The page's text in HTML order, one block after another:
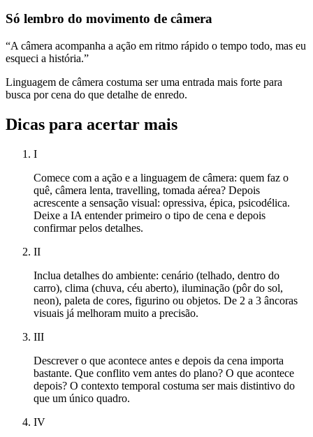
Só lembro do movimento de câmera
“A câmera acompanha a ação em ritmo rápido o tempo todo, mas eu
esqueci a história.”
Linguagem de câmera costuma ser uma entrada mais forte para
busca por cena do que detalhe de enredo.
Dicas para acertar mais
I
Comece com a ação e a linguagem de câmera: quem faz o
quê, câmera lenta, travelling, tomada aérea? Depois
acrescente a sensação visual: opressiva, épica, psicodélica.
Deixe a IA entender primeiro o tipo de cena e depois
confirmar pelos detalhes.
II
Inclua detalhes do ambiente: cenário (telhado, dentro do
carro), clima (chuva, céu aberto), iluminação (pôr do sol,
neon), paleta de cores, figurino ou objetos. De 2 a 3 âncoras
visuais já melhoram muito a precisão.
III
Descrever o que acontece antes e depois da cena importa
bastante. Que conflito vem antes do plano? O que acontece
depois? O contexto temporal costuma ser mais distintivo do
que um único quadro.
IV